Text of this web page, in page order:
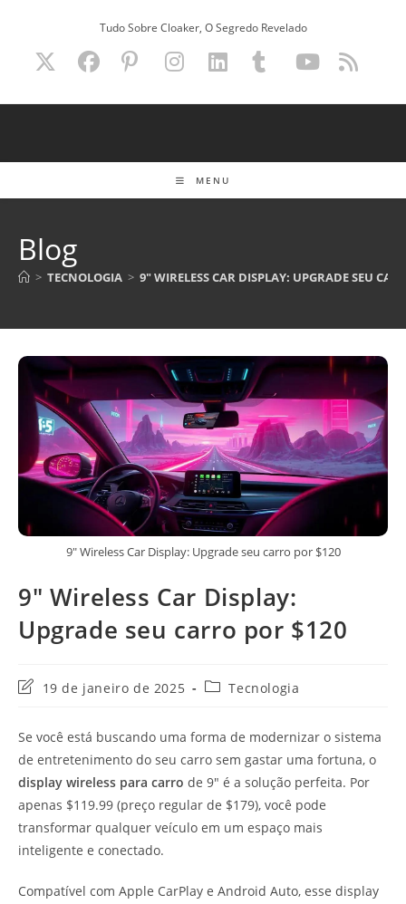
Tudo Sobre Cloaker, O Segredo Revelado
MENU
Blog
> TECNOLOGIA > 9″ WIRELESS CAR DISPLAY: UPGRADE SEU
9" Wireless Car Display: Upgrade seu carro por $120
9″ Wireless Car Display:
Upgrade seu carro por $120
Última
post:
19 de janeiro de 2025
Categoria
Tecnologia
Se você está buscando uma forma de modernizar o sistema
de entretenimento do seu carro sem gastar uma fortuna, o
display wireless para carro de 9″ é a solução perfeita. Por
apenas $119.99 (preço regular de $179), você pode
transformar qualquer veículo em um espaço mais
inteligente e conectado.
Compatível com Apple CarPlay e Android Auto, esse display